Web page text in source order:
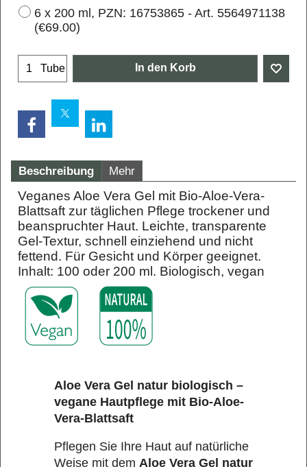
6 x 200 ml, PZN: 16753865 - Art. 5564971138
(€69.00)
Tube In den Korb
Beschreibung Mehr
Veganes Aloe Vera Gel mit Bio-Aloe-Vera-
Blattsaft zur täglichen Pflege trockener und
beanspruchter Haut. Leichte, transparente
Gel-Textur, schnell einziehend und nicht
fettend. Für Gesicht und Körper geeignet.
Inhalt: 100 oder 200 ml. Biologisch, vegan
Aloe Vera Gel natur biologisch –
vegane Hautpflege mit Bio-Aloe-
Vera-Blattsaft
Pflegen Sie Ihre Haut auf natürliche
Weise mit dem Aloe Vera Gel natur